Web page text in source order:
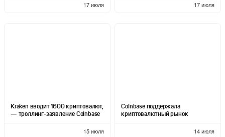
17 июля 17 июля
Kraken вводит 1600 криптовалют,
— троллинг-заявление Coinbase
15 июля
Coinbase поддержала
криптовалютный рынок
14 июля